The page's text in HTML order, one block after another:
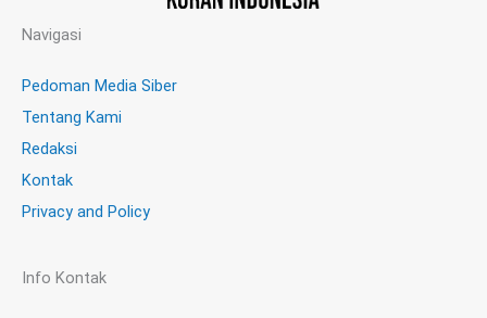
Navigasi
Pedoman Media Siber
Tentang Kami
Redaksi
Kontak
Privacy and Policy
Info Kontak